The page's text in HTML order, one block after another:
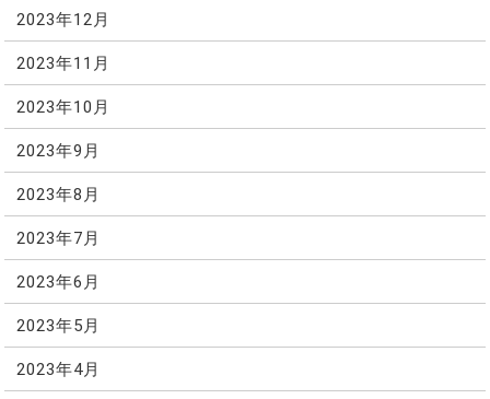
2023年12月
2023年11月
2023年10月
2023年9月
2023年8月
2023年7月
2023年6月
2023年5月
2023年4月